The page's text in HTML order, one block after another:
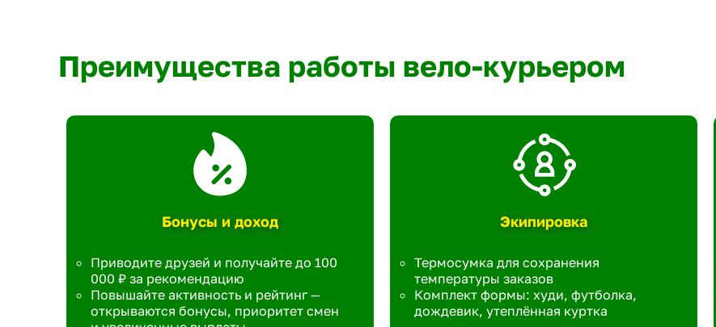
Преимущества работы вело-курьером
Бонусы и доход
Приводите друзей и получайте до 100
000 ₽ за рекомендацию
Повышайте активность и рейтинг —
открываются бонусы, приоритет смен
Экипировка
Термосумка для сохранения
температуры заказов
Комплект формы: худи, футболка,
дождевик, утеплённая куртка